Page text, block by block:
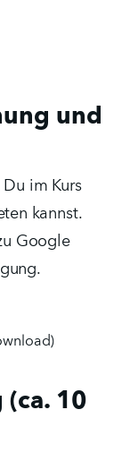
und
im Kurs
kannst.
Google
(ca. 10